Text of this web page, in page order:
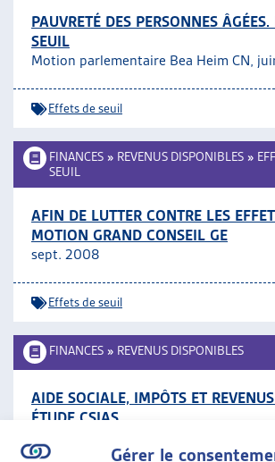
Gérer le
PAUVRETÉ DES PERSONNES ÂGÉES.
SEUIL
Motion parlementaire Bea Heim CN,
Effets de seuil
FINANCES » REVENUS DISPONIBLES »
SEUIL
AFIN DE LUTTER CONTRE LES
MOTION GRAND CONSEIL GE
sept. 2008
Effets de seuil
FINANCES » REVENUS DISPONIBLES
AIDE SOCIALE, IMPÔTS ET
ÉTUDE CSIAS